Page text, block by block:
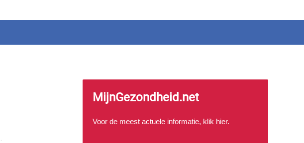
.
MijnGezondheid.net
Voor de meest actuele informatie, klik hier.